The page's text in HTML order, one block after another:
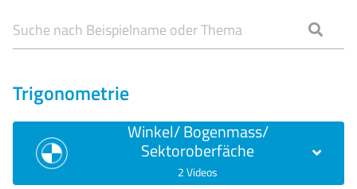
Trigonometrie
Winkel/ Bogenmass/
Sektoroberfäche
2 Videos